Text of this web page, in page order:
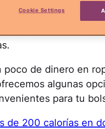
ejercitarte.
y accesorios
de dinero en
algunas
para tu
de 200 calorías en
Cookie Settings